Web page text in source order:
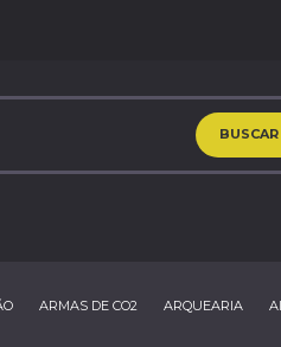
BUSCAR
ARMAS DE CO2 ARQUEARIA